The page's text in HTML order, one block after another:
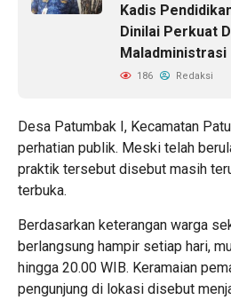
Kadis
Dinilai Perkuat
Maladministrasi
186 Redaksi
Desa Patumbak I, Kecamatan
perhatian publik. Meski telah
praktik tersebut disebut masih
terbuka.
Berdasarkan keterangan warga
berlangsung hampir setiap hari,
hingga 20.00 WIB. Keramaian
pengunjung di lokasi disebut